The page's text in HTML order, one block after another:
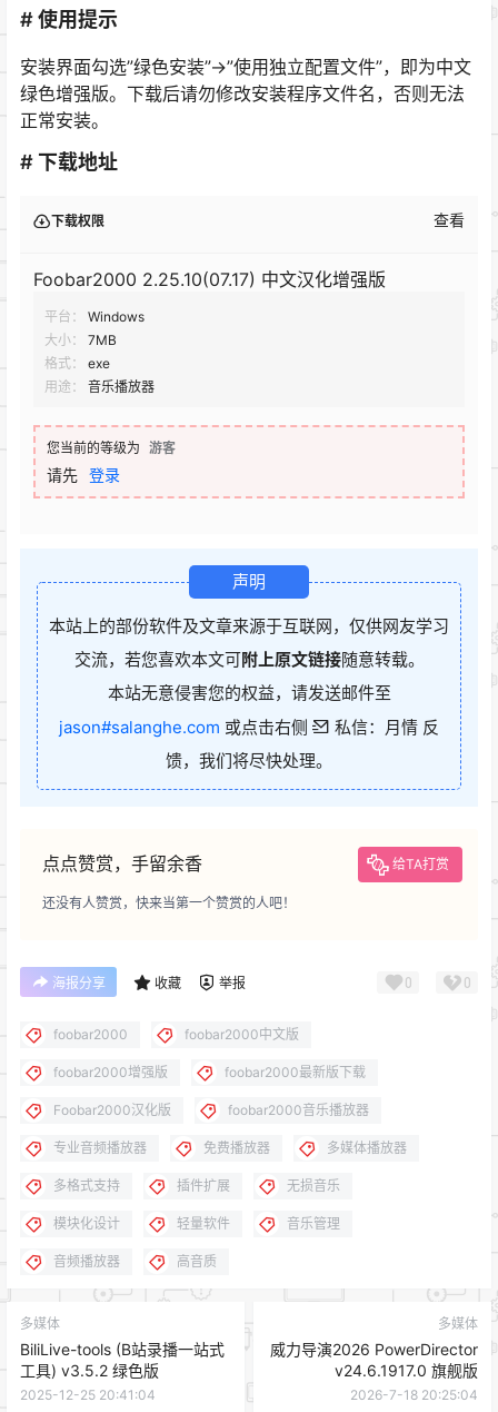
# 使用提示
安装界面勾选”绿色安装”→”使用独立配置文件”，即为中文
绿色增强版。下载后请勿修改安装程序文件名，否则无法
正常安装。
# 下载地址
下载权限 查看
Foobar2000 2.25.10(07.17) 中文汉化增强版
平台：
Windows
大小：
7MB
格式：
exe
用途：
音乐播放器
您当前的等级为 游客
请先 登录
声明
本站上的部份软件及文章来源于互联网，仅供网友学习
交流，若您喜欢本文可附上原文链接随意转载。
本站无意侵害您的权益，请发送邮件至
jason#salanghe.com 或点击右侧
私信：月情 反
馈，我们将尽快处理。
点点赞赏，手留余香 给TA打赏
还没有人赞赏，快来当第一个赞赏的人吧！
海报分享 收藏 举报 0 0
foobar2000 foobar2000中文版
foobar2000增强版 foobar2000最新版下载
Foobar2000汉化版 foobar2000音乐播放器
专业音频播放器 免费播放器 多媒体播放器
多格式支持 插件扩展 无损音乐
模块化设计 轻量软件 音乐管理
音频播放器 高音质
多媒体
BiliLive-tools (B站录播一站式
工具) v3.5.2 绿色版
2025-12-25 20:41:04
多媒体
威力导演2026 PowerDirector
v24.6.1917.0 旗舰版
2026-7-18 20:25:04